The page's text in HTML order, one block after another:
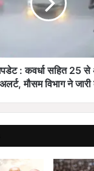
: कवर्धा सहित 25 से
मौसम विभाग ने